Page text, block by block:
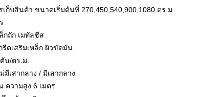
ก็บสินค้า ขนาดเริ่มต้นที่ 270,450,540,900,1080 ตร.ม.
กถัก เมทัลชีส
ตเสริมเหล็ก ผิวขัดมัน
น/ตร.ม.
มีเสากลาง / มีเสากลาง
ความสูง 6 เมตร